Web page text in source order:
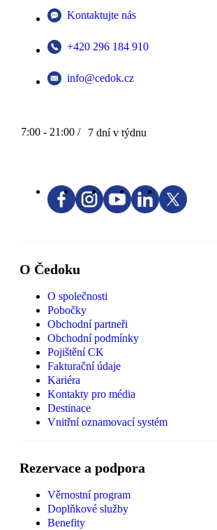
Kontaktujte nás
+420 296 184 910
info@cedok.cz
7:00 - 21:00 / 7 dní v týdnu
O Čedoku
O společnosti
Pobočky
Obchodní partneři
Obchodní podmínky
Pojištění CK
Fakturační údaje
Kariéra
Kontakty pro média
Destinace
Vnitřní oznamovací systém
Rezervace a podpora
Věrnostní program
Doplňkové služby
Benefity